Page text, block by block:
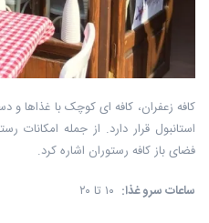
کافه زعفران، کافه ای کوچک با غذاها
استانبول قرار دارد. از جمله
فضای باز کافه رستوران اشاره کرد.
ساعات سرو غذا: